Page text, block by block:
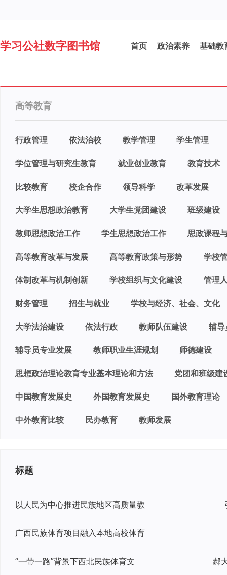
学习公社数字图书馆 首页 政治素养 基础教
高等教育
行政管理 依法治校 教学管理 学生管理
学位管理与研究生教育 就业创业教育 教育技术
比较教育 校企合作 领导科学 改革发展
大学生思想政治教育 大学生党团建设 班级建设
教师思想政治工作 学生思想政治工作 思政课程
高等教育改革与发展 高等教育政策与形势 学校
体制改革与机制创新 学校组织与文化建设 管理
财务管理 招生与就业 学校与经济、社会、文化
大学法治建设 依法行政 教师队伍建设 辅
辅导员专业发展 教师职业生涯规划 师德建设
思想政治理论教育专业基本理论和方法 党团和班级建
中国教育发展史 外国教育发展史 国外教育理论
中外教育比较 民办教育 教师发展
标题
以人民为中心推进民族地区高质量教
广西民族体育项目融入本地高校体育
“一带一路”背景下西北民族体育文